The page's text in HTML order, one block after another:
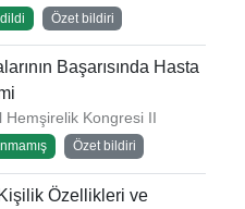
Özet bildiri
Başarısında Hasta
Hemşirelik Kongresi II
Özet bildiri
Özellikleri ve